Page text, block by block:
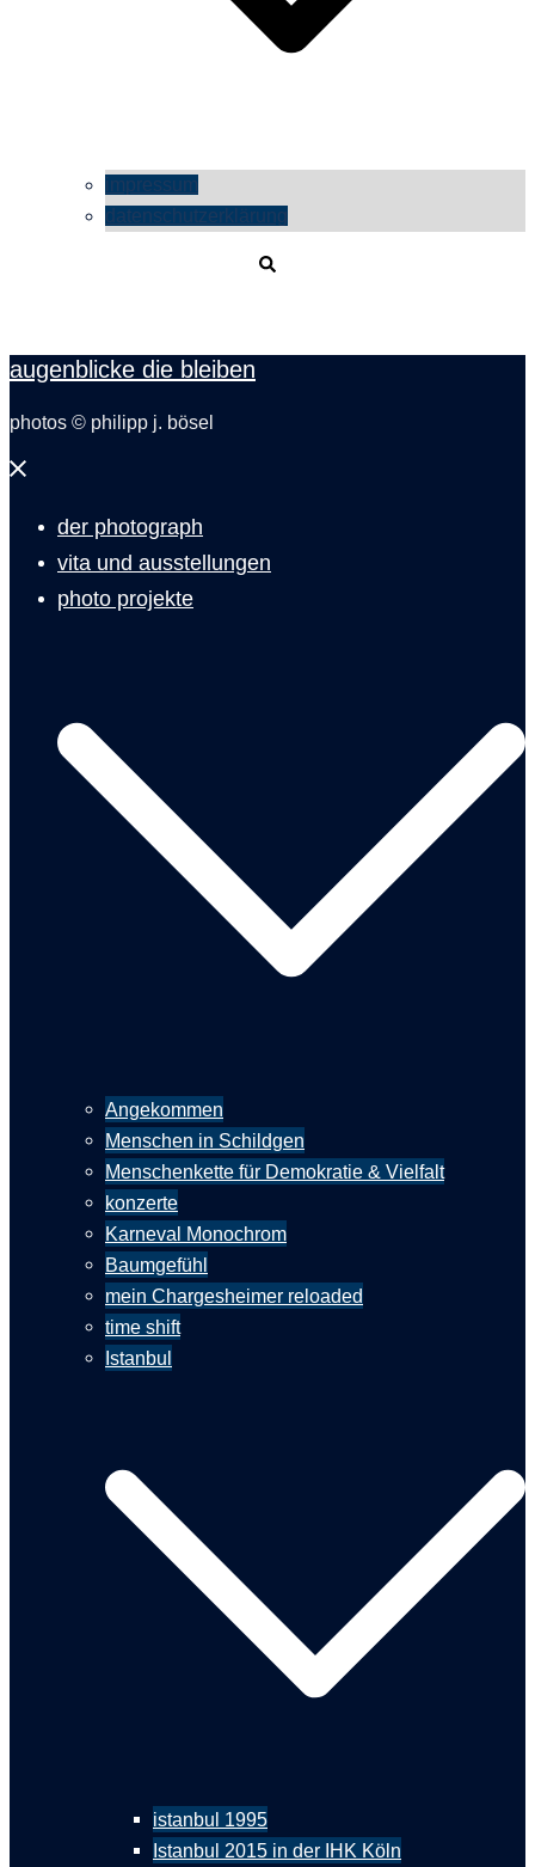
impressum
datenschutzerklärung
augenblicke die bleiben
photos © philipp j. bösel
Menü
der photograph
vita und ausstellungen
photo projekte
Angekommen
Menschen in Schildgen
Menschenkette für Demokratie & Vielfalt
konzerte
Karneval Monochrom
Baumgefühl
mein Chargesheimer reloaded
time shift
Istanbul
istanbul 1995
Istanbul 2015 in der IHK Köln